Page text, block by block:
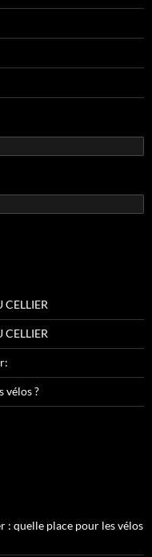
CELLIER
CELLIER
vélos ?
: quelle place pour les vélos